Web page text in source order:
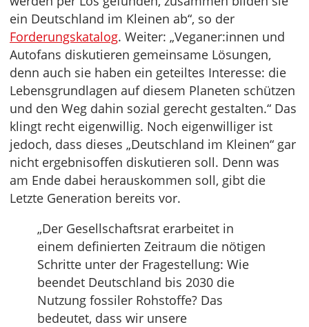
ein Deutschland im Kleinen ab“, so der
Forderungskatalog. Weiter: „Veganer:innen und
Autofans diskutieren gemeinsame Lösungen,
denn auch sie haben ein geteiltes Interesse: die
Lebensgrundlagen auf diesem Planeten schützen
und den Weg dahin sozial gerecht gestalten.“ Das
klingt recht eigenwillig. Noch eigenwilliger ist
jedoch, dass dieses „Deutschland im Kleinen“ gar
nicht ergebnisoffen diskutieren soll. Denn was
am Ende dabei herauskommen soll, gibt die
Letzte Generation bereits vor.
„Der Gesellschaftsrat erarbeitet in
einem definierten Zeitraum die nötigen
Schritte unter der Fragestellung: Wie
beendet Deutschland bis 2030 die
Nutzung fossiler Rohstoffe? Das
bedeutet, dass wir unsere